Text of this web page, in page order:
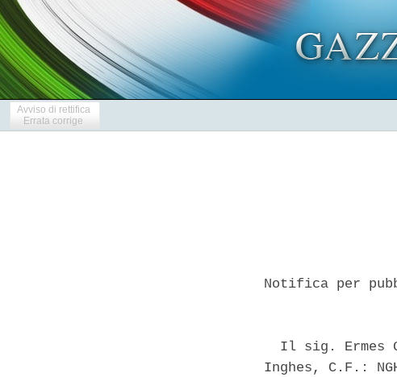
Avviso di rettifica
Errata corrige
Notifica per
Il sig. Ermes
Inghes, C.F.: